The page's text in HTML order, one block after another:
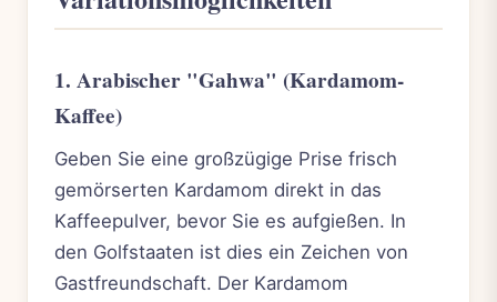
1. Arabischer "Gahwa" (Kardamom-
Kaffee)
Geben Sie eine großzügige Prise frisch
gemörserten Kardamom direkt in das
Kaffeepulver, bevor Sie es aufgießen. In
den Golfstaaten ist dies ein Zeichen von
Gastfreundschaft. Der Kardamom